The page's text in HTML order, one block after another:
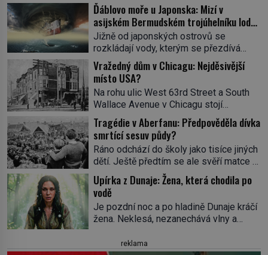
Ďáblovo moře u Japonska: Mizí v
asijském Bermudském trojúhelníku lodě
ve spárech neznámé síly?
Jižně od japonských ostrovů se
rozkládají vody, kterým se přezdívá
Ďáblovo moře. Vypráví se o lodích
mizejících beze stopy, podivných
světlech, zrádných proudech i mořských
dracích, kteří měli tyto končiny střežit už
v dávných legendách. Je tichomořský
Dračí trojúhelník skutečně prokletým
místem, nebo se zde jen nebezpečná
příroda proměnila v jednu z
nejpůsobivějších námořních záhad? […]
Vražedný dům v Chicagu: Nejděsivější
místo USA?
Na rohu ulic West 63rd Street a South
Wallace Avenue v Chicagu stojí
nenápadná pošta. Nemá žádný speciální
nápis ani pamětní desku. A přesto prý
místní zaměstnanci neradi chodí do
sklepa. Právě tady totiž sídlil sériový
vrah H. H. Holmes a také
nejpropracovanější past na lidi
v dějinách americké kriminalistiky.
Herman Webster Mudgett (1861–1896)
přijíždí […]
Tragédie v Aberfanu: Předpověděla dívka
smrtící sesuv půdy?
Ráno odchází do školy jako tisíce jiných
dětí. Ještě předtím se ale svěří matce s
podivným snem. Ve škole, kterou dobře
zná, tentokrát nevidí budovu ani
spolužáky. Místo nich se před ní tyčí
cosi temného. O několik hodin později je
mrtvá. Mohla devítiletá Zahlédla vlastní
vesnice Aberfan […]
Upírka z Dunaje: Žena, která chodila po
vodě
Je pozdní noc a po hladině Dunaje kráčí
žena. Neklesá, nezanechává vlny a
pod ní byla dlažbou. Muž, který ji z
reklama